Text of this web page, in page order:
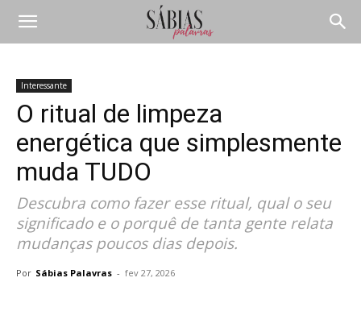
Interessante
O ritual de limpeza
energética que simplesmente
muda TUDO
Descubra como fazer esse ritual, qual o seu
significado e o porquê de tanta gente relata
mudanças poucos dias depois.
Por Sábias Palavras - fev 27, 2026